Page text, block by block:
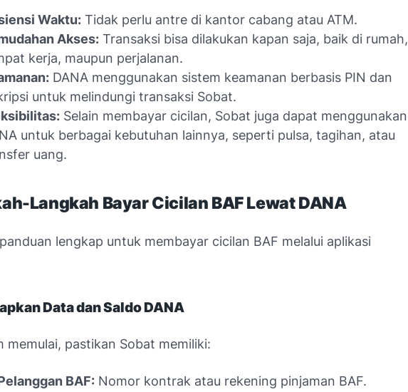
Waktu: Tidak perlu antre di kantor cabang atau ATM.
Akses: Transaksi bisa dilakukan kapan saja, baik di rumah,
kerja, maupun perjalanan.
DANA menggunakan sistem keamanan berbasis PIN dan
untuk melindungi transaksi Sobat.
Selain membayar cicilan, Sobat juga dapat menggunakan
untuk berbagai kebutuhan lainnya, seperti pulsa, tagihan, atau
uang.
Langkah Bayar Cicilan BAF Lewat DANA
lengkap untuk membayar cicilan BAF melalui aplikasi
Data dan Saldo DANA
memulai, pastikan Sobat memiliki:
BAF: Nomor kontrak atau rekening pinjaman BAF.